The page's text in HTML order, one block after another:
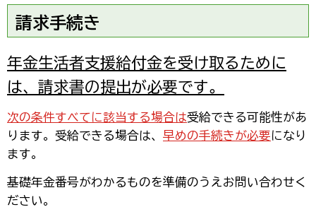
請求手続き
年金生活者支援給付金を受け取るために
は、請求書の提出が必要です。
次の条件すべてに該当する場合は受給できる可能性があ
ります。受給できる場合は、 早めの手続きが必要になり
ます。
基礎年金番号がわかるものを準備のうえお問い合わせく
ださい。